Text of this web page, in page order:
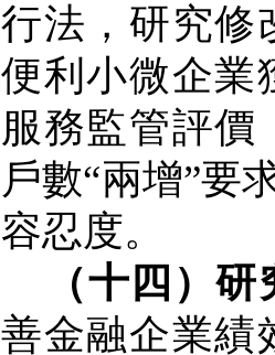
行法，研究修
便利小微企業
服務監管評價
戶數“兩增”要
容忍度。
（十四）
善金融企業績